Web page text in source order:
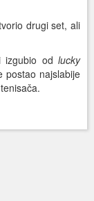
drugi set, ali
izgubio od lucky
postao najslabije